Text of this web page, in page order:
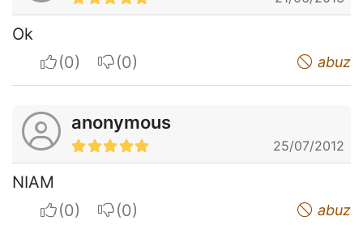
Ok
I apreciateI do not appreciate abuz
anonymous
25/07/2012
NIAM
I apreciateI do not appreciate abuz